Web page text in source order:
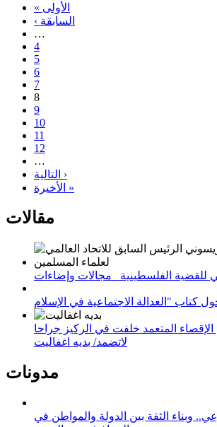
« الأولى
‹ السابقة
…
4
5
6
7
8
9
10
11
12
…
التالية ›
الأخيرة »
مقالات
للقضية الفلسطينية_ مجالات وإضاءات
المتعمد خلفت في الركيز جراحا
لاتضمد/ بديه اغفاليت
مدونات
وبناء الثقة بين الدولة والمواطن في